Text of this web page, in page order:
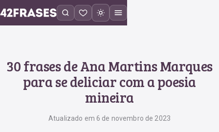
30 frases de Ana Martins Marques
para se deliciar com a poesia
mineira
Atualizado em 6 de novembro de 2023